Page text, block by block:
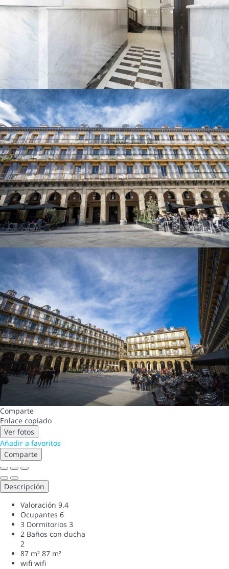
Comparte
Enlace copiado
Ver fotos
Añadir a favoritos
Comparte
Descripción
Valoración 9.4
Ocupantes 6
3 Dormitorios 3
2 Baños con ducha
2
87 m² 87 m²
wifi wifi